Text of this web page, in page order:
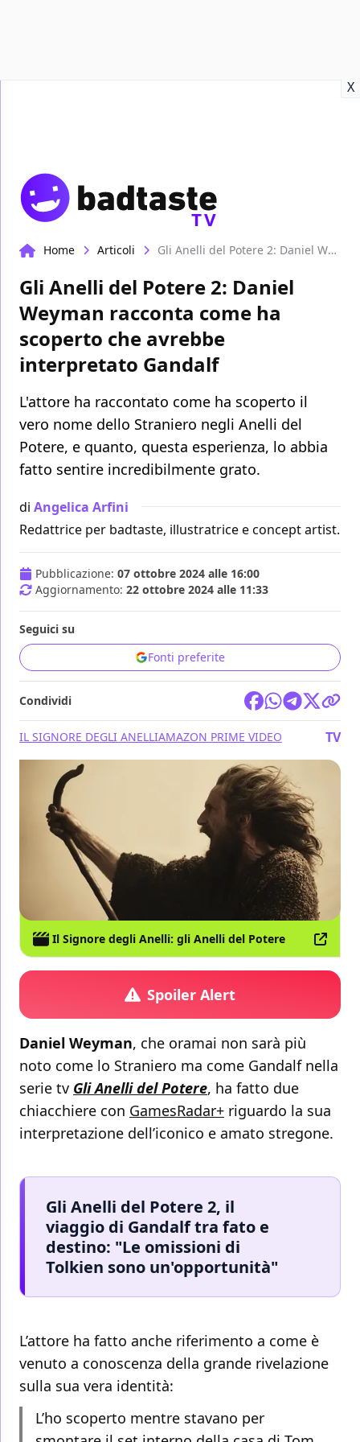
X
TV
Home Articoli Gli Anelli del Potere 2: Daniel Weyman racconta come ha scoperto che avrebbe interpretato Gandalf
Gli Anelli del Potere 2: Daniel
Weyman racconta come ha
scoperto che avrebbe
interpretato Gandalf
L'attore ha raccontato come ha scoperto il
vero nome dello Straniero negli Anelli del
Potere, e quanto, questa esperienza, lo abbia
fatto sentire incredibilmente grato.
di Angelica Arfini
Redattrice per badtaste, illustratrice e concept artist.
Pubblicazione: 07 ottobre 2024 alle 16:00
Aggiornamento: 22 ottobre 2024 alle 11:33
Seguici su
Fonti preferite
Condividi
IL SIGNORE DEGLI ANELLIAMAZON PRIME VIDEO TV
Il Signore degli Anelli: gli Anelli del Potere
Spoiler Alert
Daniel Weyman, che oramai non sarà più
noto come lo Straniero ma come Gandalf nella
serie tv Gli Anelli del Potere, ha fatto due
chiacchiere con GamesRadar+ riguardo la sua
interpretazione dell’iconico e amato stregone.
Gli Anelli del Potere 2, il
viaggio di Gandalf tra fato e
destino: "Le omissioni di
Tolkien sono un'opportunità"
L’attore ha fatto anche riferimento a come è
venuto a conoscenza della grande rivelazione
sulla sua vera identità:
L’ho scoperto mentre stavano per